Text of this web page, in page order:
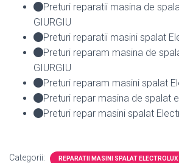
Preturi reparatii masina de
GIURGIU
Preturi reparatii masini spalat
Preturi reparam masina de
GIURGIU
Preturi reparam masini spalat
Preturi repar masina de spalat
Preturi repar masini spalat
Categorii: REPARATII MASINI SPALAT ELECTROLUX